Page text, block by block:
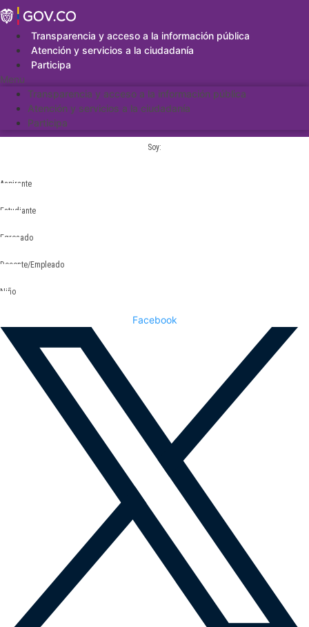
Saltar
al
contenidoTransparencia y acceso a la información pública
Atención y servicios a la ciudadanía
Participa
Menu
Transparencia y acceso a la información pública
Atención y servicios a la ciudadanía
Participa
Soy:
Aspirante
Estudiante
Egresado
Docente/Empleado
Niño
Facebook